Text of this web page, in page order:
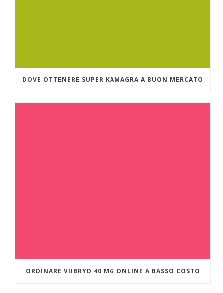
DOVE OTTENERE SUPER KAMAGRA A BUON MERCATO
ORDINARE VIIBRYD 40 MG ONLINE A BASSO COSTO